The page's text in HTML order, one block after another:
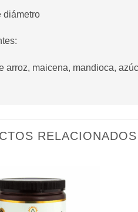
diámetro
arroz, maicena, mandioca,
RELACIONADOS